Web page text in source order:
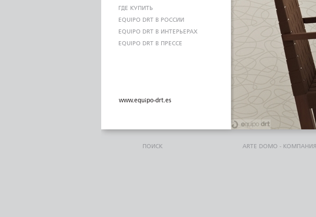
ГДЕ КУПИТЬ
EQUIPO DRT В РОССИИ
EQUIPO DRT В ИНТЕРЬЕРАХ
EQUIPO DRT В ПРЕССЕ
www.equipo-drt.es
ПОИСК ARTE DOMO - КОМПАНИЯ